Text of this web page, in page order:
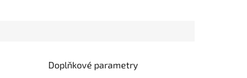
Doplňkové parametry